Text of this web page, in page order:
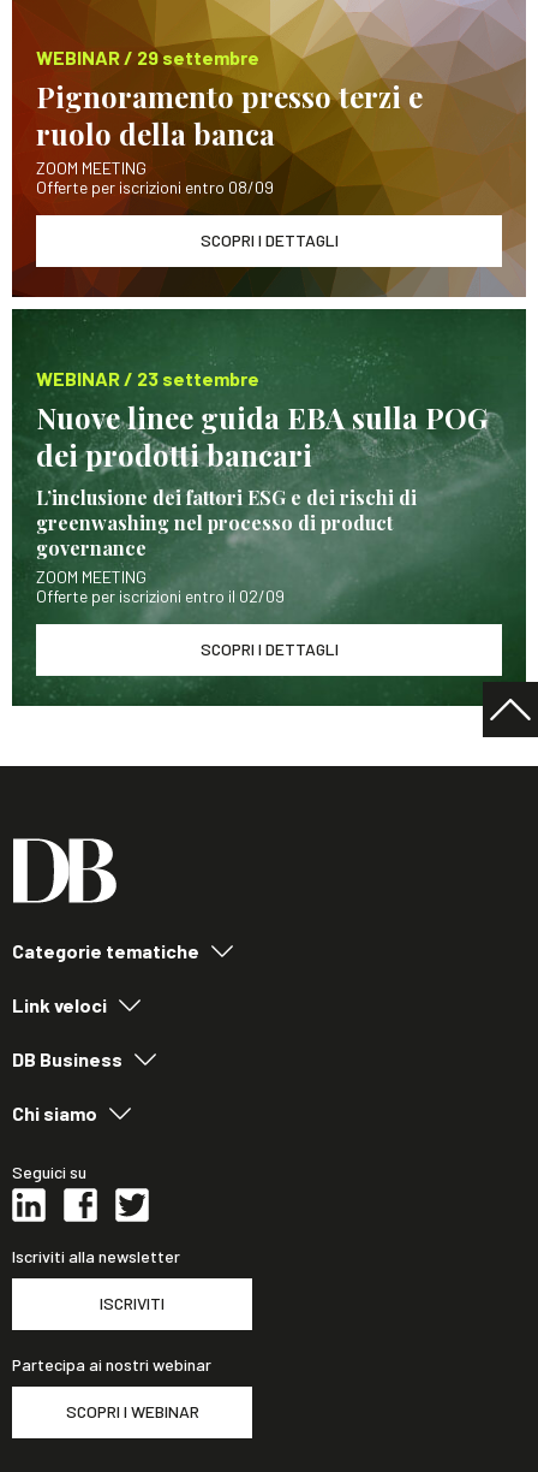
WEBINAR / 29 settembre
Pignoramento presso terzi e
ruolo della banca
ZOOM MEETING
Offerte per iscrizioni entro 08/09
SCOPRI I DETTAGLI
WEBINAR / 23 settembre
Nuove linee guida EBA sulla POG
dei prodotti bancari
L’inclusione dei fattori ESG e dei rischi di
greenwashing nel processo di product
governance
ZOOM MEETING
Offerte per iscrizioni entro il 02/09
SCOPRI I DETTAGLI
Categorie tematiche
Link veloci
DB Business
Chi siamo
Seguici su
Iscriviti alla newsletter
ISCRIVITI
Partecipa ai nostri webinar
SCOPRI I WEBINAR